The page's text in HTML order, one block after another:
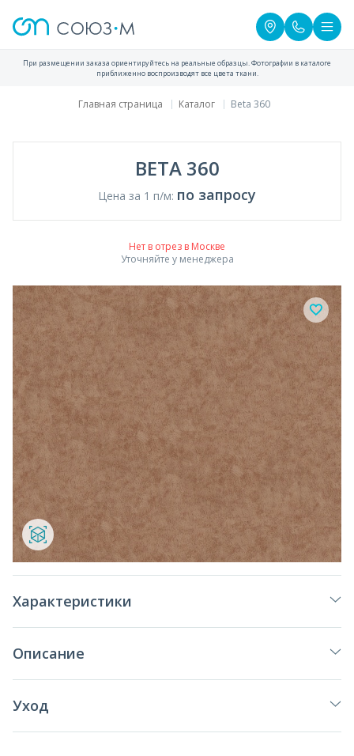
При размещении заказа ориентируйтесь на реальные образцы. Фотографии в каталоге
приближенно воспроизводят все цвета ткани.
Главная страница Каталог Beta 360
BETA 360
Цена за 1 п/м: по запросу
Нет в отрез в Москве
Уточняйте у менеджера
Характеристики
Описание
Уход